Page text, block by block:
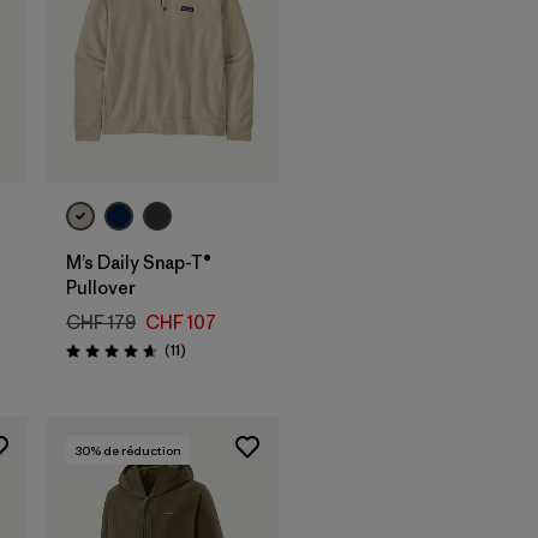
M’s Daily Snap-T®
Pullover
CHF 179 CHF 107
Évaluation: 4.6 / 5
(11Avis
)
30% de réduction